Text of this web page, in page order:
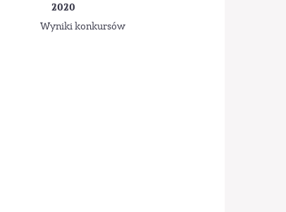
2020
Wyniki konkursów